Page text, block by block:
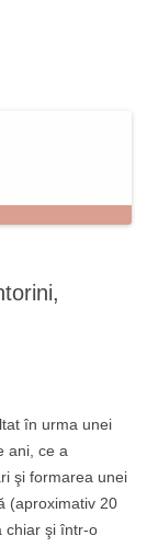
în urma unei
ani, ce a
şi formarea unei
(aproximativ 20
chiar şi într-o